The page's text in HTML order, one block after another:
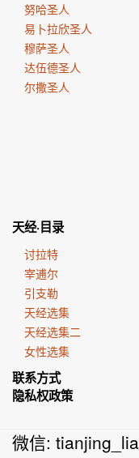
努哈圣人
易卜拉欣圣人
穆萨圣人
达伍德圣人
尔撒圣人
天经·目录
讨拉特
宰逋尔
引支勒
天经选集
天经选集二
女性选集
联系方式
隐私权政策
微信: